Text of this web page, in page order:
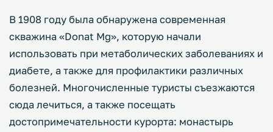
В 1908 году была обнаружена современная
скважина «Donat Mg», которую начали
использовать при метаболических заболеваниях и
диабете, а также для профилактики различных
болезней. Многочисленные туристы съезжаются
сюда лечиться, а также посещать
достопримечательности курорта: монастырь